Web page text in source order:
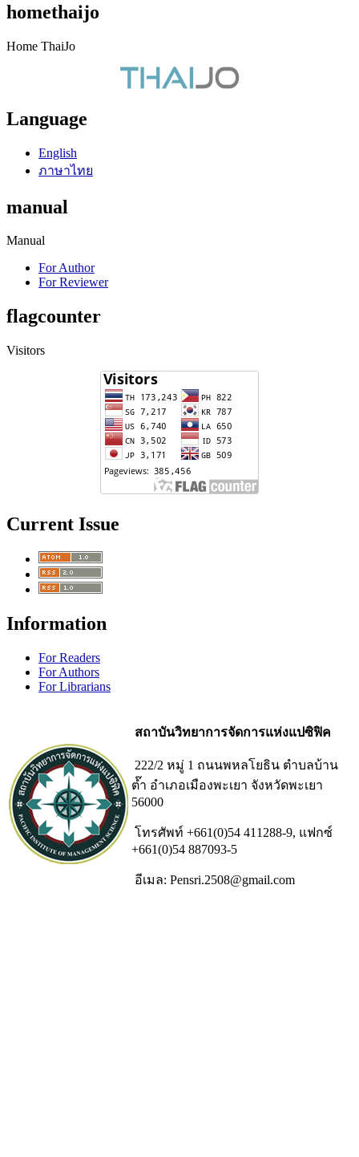
homethaijo
Home ThaiJo
Language
English
ภาษาไทย
manual
Manual
For Author
For Reviewer
flagcounter
Visitors
Current Issue
Information
For Readers
For Authors
For Librarians
สถาบันวิทยาการจัดการแห่งแปซิฟิค
222/2 หมู่ 1 ถนนพหลโยธิน ตำบลบ้าน
ต๊ำ อำเภอเมืองพะเยา จังหวัดพะเยา
56000
โทรศัพท์ +661(0)54 411288-9, แฟกซ์
+661(0)54 887093-5
อีเมล: Pensri.2508@gmail.com